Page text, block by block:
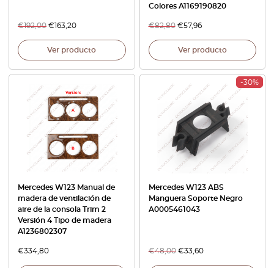
€192,00 €163,20
Ver producto
Colores A1169190820
€82,80 €57,96
Ver producto
Mercedes W123 Manual de
madera de ventilación de
aire de la consola Trim 2
Versión 4 Tipo de madera
A1236802307
€334,80
-30%
Mercedes W123 ABS
Manguera Soporte Negro
A0005461043
€48,00 €33,60